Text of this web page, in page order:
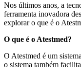
Nos últimos anos, a
ferramenta inovadora
explorar o que é o
O que é o Atestmed?
O Atestmed é um
o sistema também